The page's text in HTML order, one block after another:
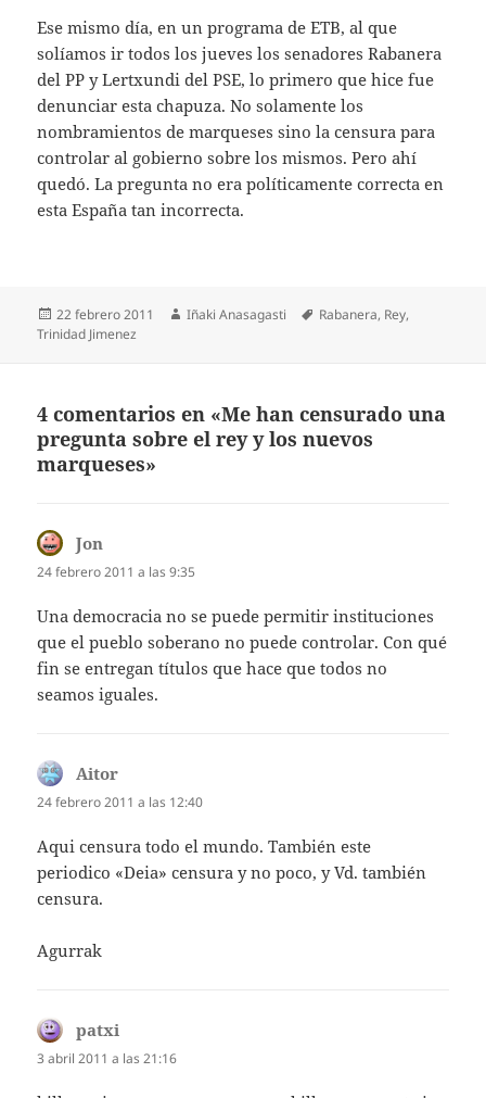
Ese mismo día, en un programa de ETB, al que
solíamos ir todos los jueves los senadores Rabanera
del PP y Lertxundi del PSE, lo primero que hice fue
denunciar esta chapuza. No solamente los
nombramientos de marqueses sino la censura para
controlar al gobierno sobre los mismos. Pero ahí
quedó. La pregunta no era políticamente correcta en
esta España tan incorrecta.
Publicado
el
22 febrero 2011 Autor
Iñaki Anasagasti Etiquetas
Rabanera, Rey,
Trinidad Jimenez
4 comentarios en «Me han censurado una
pregunta sobre el rey y los nuevos
marqueses»
Jon
24 febrero 2011 a las 9:35
Una democracia no se puede permitir instituciones
que el pueblo soberano no puede controlar. Con qué
fin se entregan títulos que hace que todos no
seamos iguales.
Aitor
24 febrero 2011 a las 12:40
Aqui censura todo el mundo. También este
periodico «Deia» censura y no poco, y Vd. también
censura.
Agurrak
patxi
3 abril 2011 a las 21:16